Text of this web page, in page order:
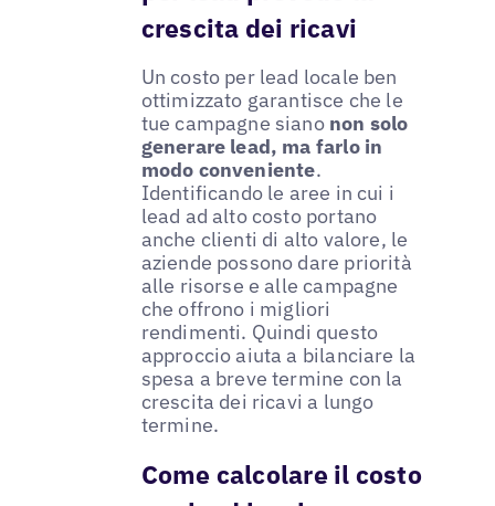
crescita dei ricavi
Un costo per lead locale ben
ottimizzato garantisce che le
tue campagne siano non solo
generare lead, ma farlo in
modo conveniente.
Identificando le aree in cui i
lead ad alto costo portano
anche clienti di alto valore, le
aziende possono dare priorità
alle risorse e alle campagne
che offrono i migliori
rendimenti. Quindi questo
approccio aiuta a bilanciare la
spesa a breve termine con la
crescita dei ricavi a lungo
termine.
Come calcolare il costo